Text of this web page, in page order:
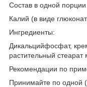
Состав в одной порции
Калий (в виде
Ингредиенты:
Дикальцийфосфат,
растительный стеарат
Рекомендации по
Принимайте по одной